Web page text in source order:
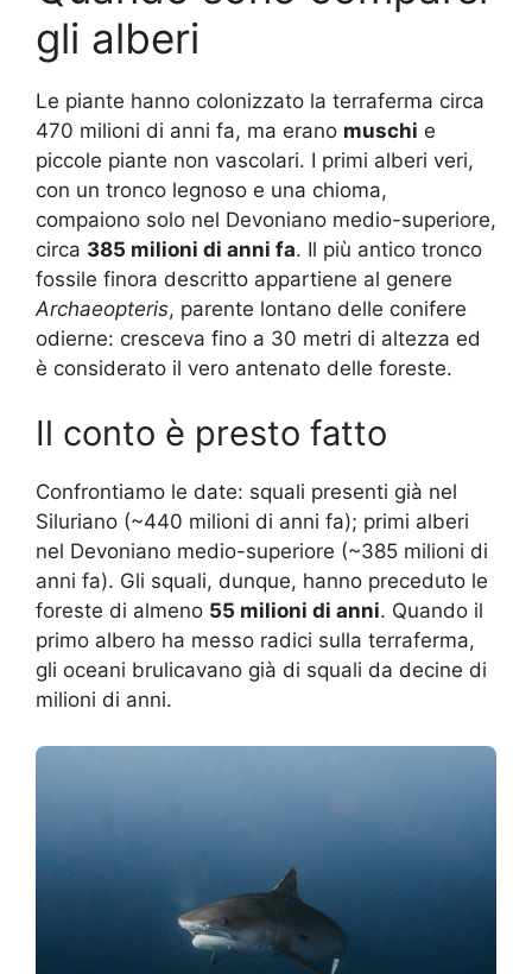
gli alberi
Le piante hanno colonizzato la terraferma circa
470 milioni di anni fa, ma erano muschi e
piccole piante non vascolari. I primi alberi veri,
con un tronco legnoso e una chioma,
compaiono solo nel Devoniano medio-superiore,
circa 385 milioni di anni fa. Il più antico tronco
fossile finora descritto appartiene al genere
Archaeopteris, parente lontano delle conifere
odierne: cresceva fino a 30 metri di altezza ed
è considerato il vero antenato delle foreste.
Il conto è presto fatto
Confrontiamo le date: squali presenti già nel
Siluriano (~440 milioni di anni fa); primi alberi
nel Devoniano medio-superiore (~385 milioni di
anni fa). Gli squali, dunque, hanno preceduto le
foreste di almeno 55 milioni di anni. Quando il
primo albero ha messo radici sulla terraferma,
gli oceani brulicavano già di squali da decine di
milioni di anni.